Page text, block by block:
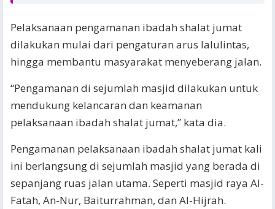
Pelaksanaan pengamanan ibadah shalat jumat
dilakukan mulai dari pengaturan arus lalulintas,
hingga membantu masyarakat menyeberang jalan.
“Pengamanan di sejumlah masjid dilakukan untuk
mendukung kelancaran dan keamanan
pelaksanaan ibadah shalat jumat,” kata dia.
Pengamanan pelaksanaan ibadah shalat jumat kali
ini berlangsung di sejumlah masjid yang berada di
sepanjang ruas jalan utama. Seperti masjid raya Al-
Fatah, An-Nur, Baiturrahman, dan Al-Hijrah.